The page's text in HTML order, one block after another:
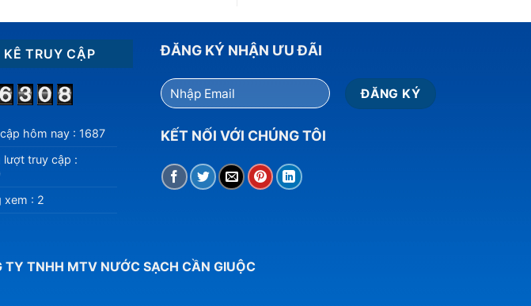
TRUY CẬP
hôm nay : 1687
lượt truy cập :
xem : 2
ĐĂNG KÝ NHẬN ƯU ĐÃI
KẾT NỐI VỚI CHÚNG TÔI
TNHH MTV NƯỚC SẠCH CẦN GIUỘC